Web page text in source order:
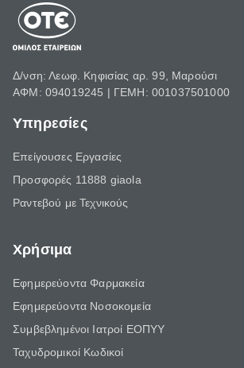
Δ/νση: Λεωφ. Κηφισίας αρ. 99, Μαρούσι
ΑΦΜ: 094019245 | ΓΕΜΗ: 001037501000
Υπηρεσίες
Επείγουσες Εργασίες
Προσφορές 11888 giaola
Ραντεβού με Τεχνικούς
Χρήσιμα
Εφημερεύοντα Φαρμακεία
Εφημερεύοντα Νοσοκομεία
Συμβεβλημένοι Ιατροί ΕΟΠΥΥ
Ταχυδρομικοί Κωδικοί